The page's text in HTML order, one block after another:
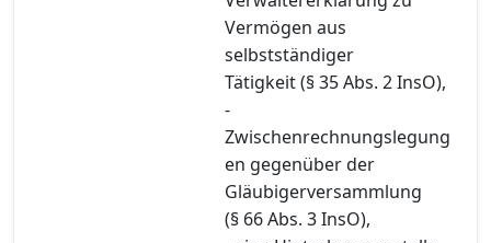
Vermögen aus
selbstständiger
Tätigkeit (§ 35 Abs. 2 InsO),
-
Zwischenrechnungslegung
en gegenüber der
Gläubigerversammlung
(§ 66 Abs. 3 InsO),